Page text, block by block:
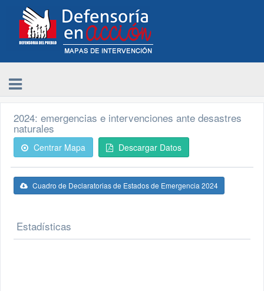
2024: emergencias e intervenciones ante desastres
naturales
Centrar Mapa Descargar Datos
Cuadro de Declaratorias de Estados de Emergencia 2024
Estadísticas